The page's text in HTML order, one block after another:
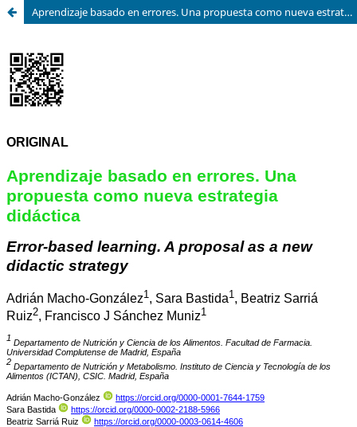
Aprendizaje basado en errores. Una propuesta como nueva estrategia didáctica